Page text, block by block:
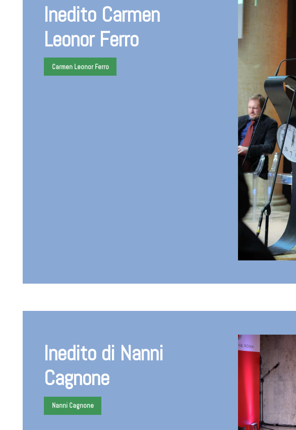
Inedito Carmen
Leonor Ferro
Carmen Leonor Ferro
Inedito di Nanni
Cagnone
Nanni Cagnone